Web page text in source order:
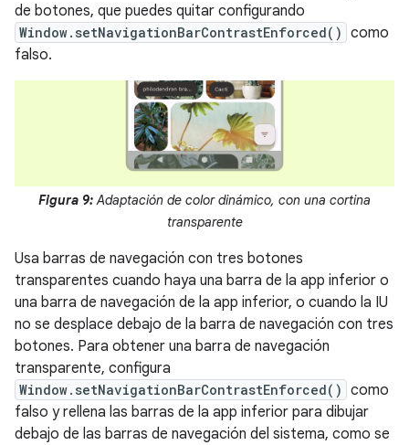
de botones, que puedes quitar configurando
Window.setNavigationBarContrastEnforced() como
falso.
Figura 9:Adaptación de color dinámico, con una cortina
transparente
Usa barras de navegación con tres botones
transparentes cuando haya una barra de la app inferior o
una barra de navegación de la app inferior, o cuando la IU
no se desplace debajo de la barra de navegación con tres
botones. Para obtener una barra de navegación
transparente, configura
Window.setNavigationBarContrastEnforced() como
falso y rellena las barras de la app inferior para dibujar
debajo de las barras de navegación del sistema, como se